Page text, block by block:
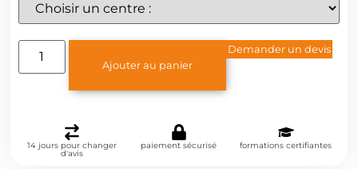
Ajouter au panier
Demander un devis
14 jours pour changer
d'avis
paiement sécurisé formations certifiantes